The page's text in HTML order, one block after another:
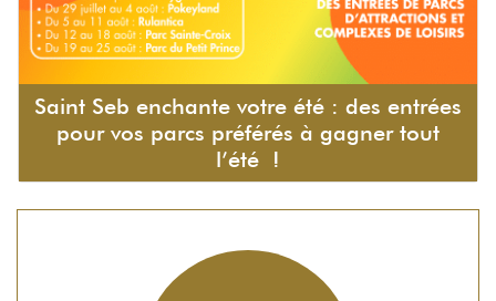
Saint Seb enchante votre été : des entrées
pour vos parcs préférés à gagner tout
l’été !